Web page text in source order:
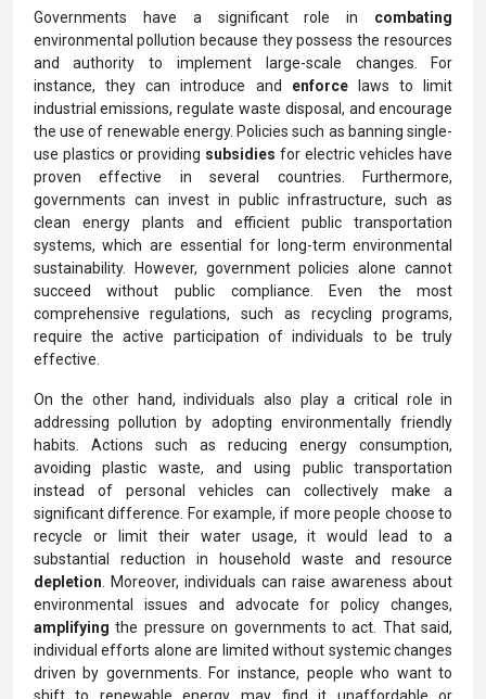
Governments have a significant role in combating
environmental pollution because they possess the resources
and authority to implement large-scale changes. For
instance, they can introduce and enforcelaws to limit
industrial emissions, regulate waste disposal, and encourage
the use of renewable energy. Policies such as banning single-
use plastics or providing subsidies for electric vehicles have
proven effective in several countries. Furthermore,
governments can invest in public infrastructure, such as
clean energy plants and efficient public transportation
systems, which are essential for long-term environmental
sustainability. However, government policies alone cannot
succeed without public compliance. Even the most
comprehensive regulations, such as recycling programs,
require the active participation of individuals to be truly
effective.
On the other hand, individuals also play a critical role in
addressing pollution by adopting environmentally friendly
habits. Actions such as reducing energy consumption,
avoiding plastic waste, and using public transportation
instead of personal vehicles can collectively make a
significant difference. For example, if more people choose to
recycle or limit their water usage, it would lead to a
substantial reduction in household waste and resource
depletion. Moreover, individuals can raise awareness about
environmental issues and advocate for policy changes,
amplifying the pressure on governments to act. That said,
individual efforts alone are limited without systemic changes
driven by governments. For instance, people who want to